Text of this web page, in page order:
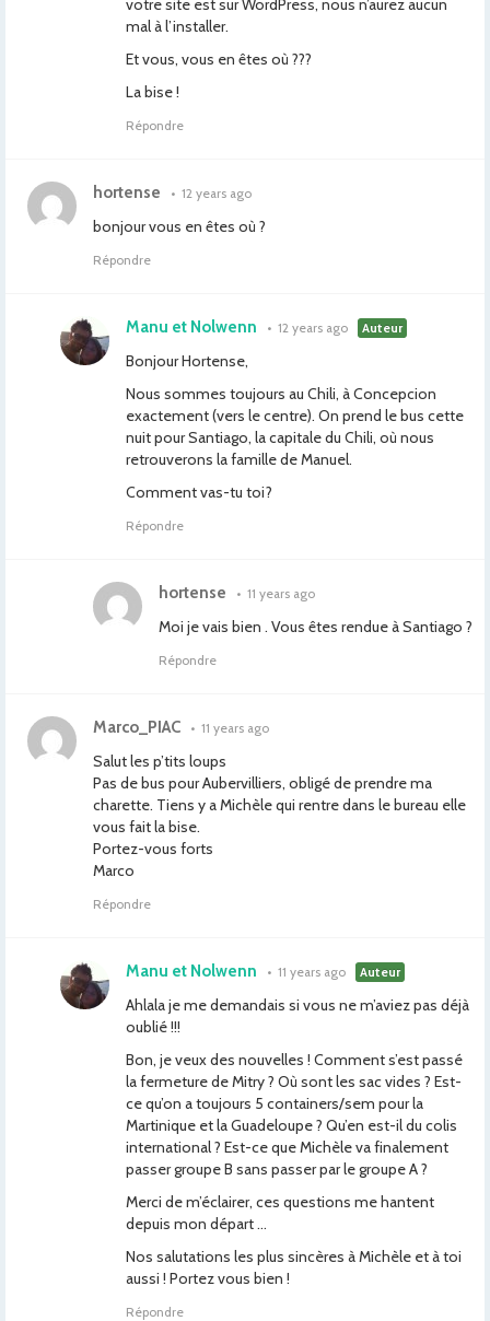
votre site est sur WordPress, nous n’aurez aucun
mal à l’installer.
Et vous, vous en êtes où ???
La bise !
Répondre
hortense • 12 years ago
bonjour vous en êtes où ?
Répondre
Manu et Nolwenn • 12 years ago Auteur
Bonjour Hortense,
Nous sommes toujours au Chili, à Concepcion
exactement (vers le centre). On prend le bus cette
nuit pour Santiago, la capitale du Chili, où nous
retrouverons la famille de Manuel.
Comment vas-tu toi?
Répondre
hortense • 11 years ago
Moi je vais bien . Vous êtes rendue à Santiago ?
Répondre
Marco_PIAC • 11 years ago
Salut les p’tits loups
Pas de bus pour Aubervilliers, obligé de prendre ma
charette. Tiens y a Michèle qui rentre dans le bureau elle
vous fait la bise.
Portez-vous forts
Marco
Répondre
Manu et Nolwenn • 11 years ago Auteur
Ahlala je me demandais si vous ne m’aviez pas déjà
oublié !!!
Bon, je veux des nouvelles ! Comment s’est passé
la fermeture de Mitry ? Où sont les sac vides ? Est-
ce qu’on a toujours 5 containers/sem pour la
Martinique et la Guadeloupe ? Qu’en est-il du colis
international ? Est-ce que Michèle va finalement
passer groupe B sans passer par le groupe A ?
Merci de m’éclairer, ces questions me hantent
depuis mon départ …
Nos salutations les plus sincères à Michèle et à toi
aussi ! Portez vous bien !
Répondre